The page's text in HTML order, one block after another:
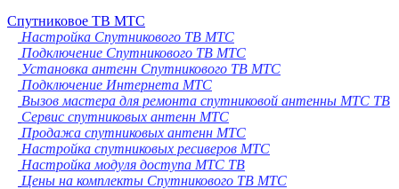
Спутниковое ТВ МТС
Настройка Спутникового ТВ МТС
Подключение Спутникового ТВ МТС
Установка антенн Спутникового ТВ МТС
Подключение Интернета МТС
Вызов мастера для ремонта спутниковой антенны МТС ТВ
Сервис спутниковых антенн МТС
Продажа спутниковых антенн МТС
Настройка спутниковых ресиверов МТС
Настройка модуля доступа МТС ТВ
Цены на комплекты Спутникового ТВ МТС